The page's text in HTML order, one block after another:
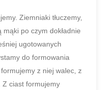
Ziemniaki tłuczemy,
po czym dokładnie
ugotowanych
do formowania
z niej walec, z
Z ciast formujemy